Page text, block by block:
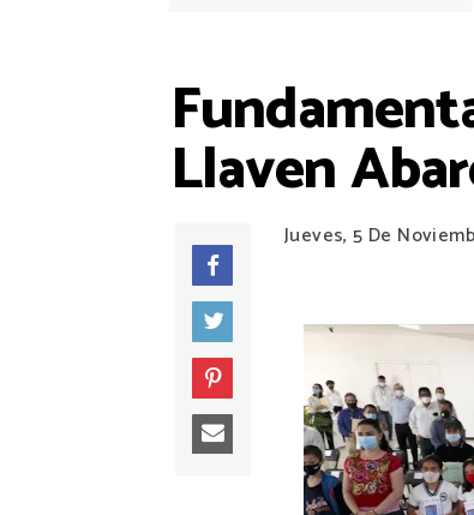
Llaven
Jueves, 5 De